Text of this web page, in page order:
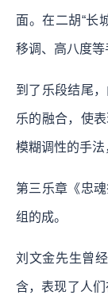
面。在二胡“长
移调、高八度等
到了乐段结尾
乐的融合，使
模糊调性的手法
第三乐章《忠
组的成。
刘文金先生曾
含，表现了人